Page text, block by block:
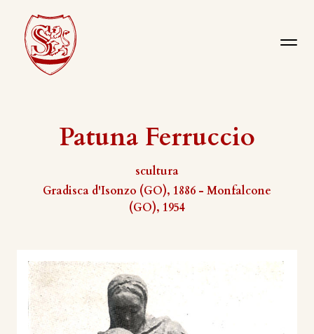
Patuna Ferruccio
scultura
Gradisca d'Isonzo (GO), 1886 - Monfalcone
(GO), 1954